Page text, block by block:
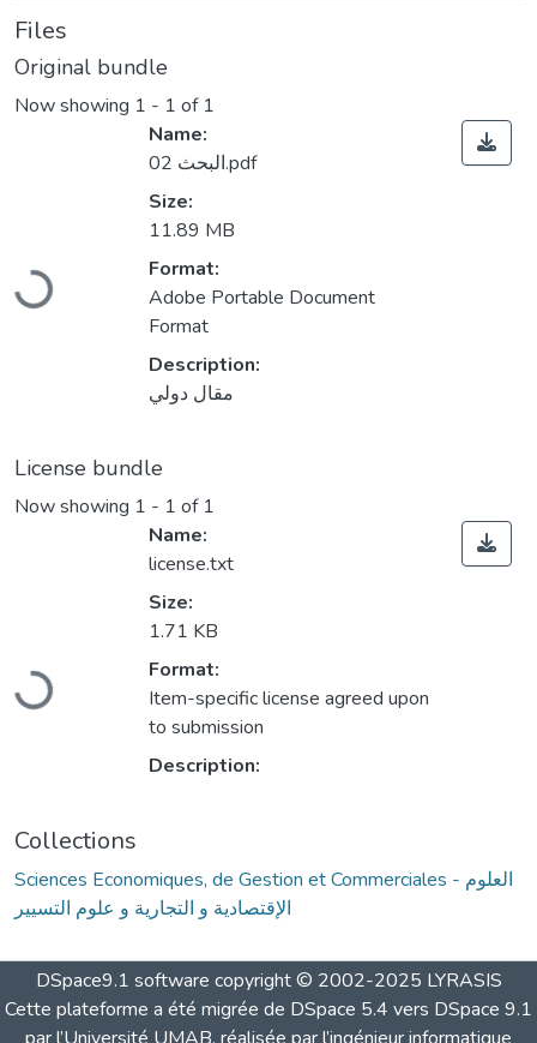
Files
Original bundle
Now showing 1 - 1 of 1
Loading...
Name:
البحث 02.pdf
Size:
11.89 MB
Format:
Adobe Portable Document
Format
Description:
مقال دولي
License bundle
Now showing 1 - 1 of 1
Loading...
Name:
license.txt
Size:
1.71 KB
Format:
Item-specific license agreed upon
to submission
Description:
Collections
Sciences Economiques, de Gestion et Commerciales - العلوم
الإقتصادية و التجارية و علوم التسيير
DSpace9.1 software copyright © 2002-2025 LYRASIS
Cette plateforme a été migrée de DSpace 5.4 vers DSpace 9.1